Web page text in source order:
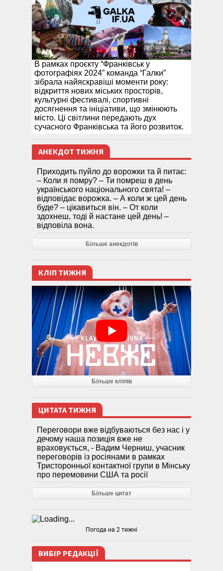
В рамках проєкту “Франківськ у
фотографіях 2024” команда “Галки”
зібрала найяскравіші моменти року:
відкриття нових міських просторів,
культурні фестивалі, спортивні
досягнення та ініціативи, що змінюють
місто. Ці світлини передають дух
сучасного Франківська та його розвиток.
АНЕКДОТ ТИЖНЯ
Приходить пуйло до ворожки та й питає:
– Коли я помру? – Ти помреш в день
українського національного свята! –
відповідає ворожка. – А коли ж цей день
буде? – цікавиться він. – От коли
здохнеш, тоді й настане цей день! –
відповіла вона.
Більше анекдотів
КЛІП ТИЖНЯ
Більше кліпів
ЦИТАТА ТИЖНЯ
Переговори вже відбуваються без нас і у
дечому наша позиція вже не
враховується, - Вадим Черниш, учасник
переговорів із росіянами в рамках
Тристоронньої контактної групи в Мінську
про перемовини США та росії
Більше цитат
Погода на 2 тижні
ВИБІР РЕДАКЦІЇ